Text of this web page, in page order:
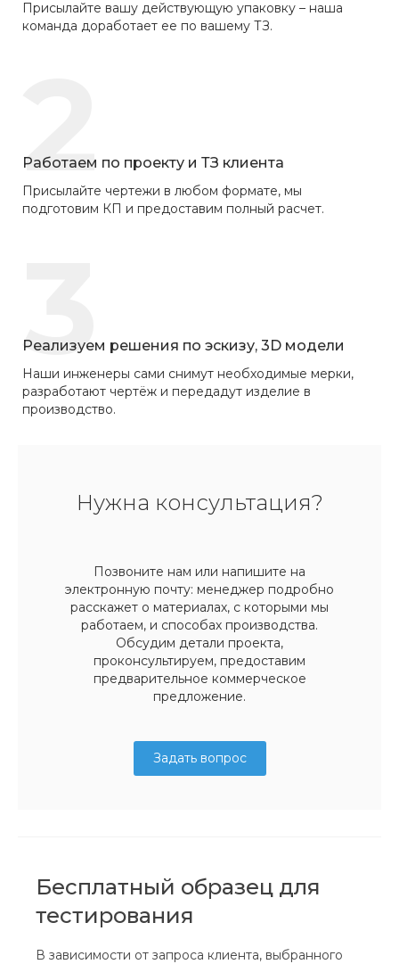
Присылайте вашу действующую упаковку – наша
команда доработает ее по вашему ТЗ.
2
Работаем по проекту и ТЗ клиента
Присылайте чертежи в любом формате, мы
подготовим КП и предоставим полный расчет.
3
Реализуем решения по эскизу, 3D модели
Наши инженеры сами снимут необходимые мерки,
разработают чертёж и передадут изделие в
производство.
Нужна консультация?
Позвоните нам или напишите на
электронную почту: менеджер подробно
расскажет о материалах, с которыми мы
работаем, и способах производства.
Обсудим детали проекта,
проконсультируем, предоставим
предварительное коммерческое
предложение.
Задать вопрос
Бесплатный образец для
тестирования
В зависимости от запроса клиента, выбранного